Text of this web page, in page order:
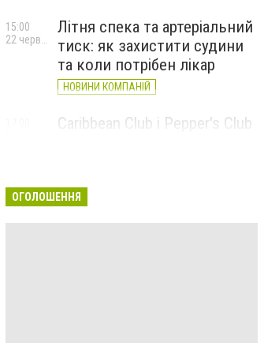
Літня спека та артеріальний
тиск: як захистити судини
та коли потрібен лікар
НОВИНИ КОМПАНІЙ
15:00
Caribbean Club і Pepper's Club
НОВИНИ КОМПАНІЙ
ОГОЛОШЕННЯ